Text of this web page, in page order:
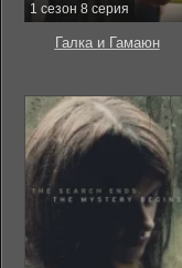
1 сезон 8 серия
Галка и Гамаюн